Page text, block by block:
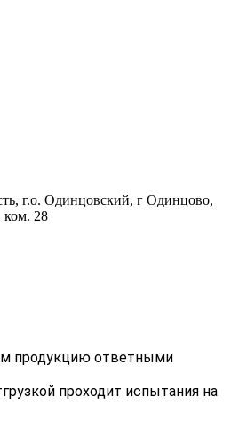
г.о. Одинцовский, г Одинцово,
ком. 28
продукцию ответными
проходит испытания на